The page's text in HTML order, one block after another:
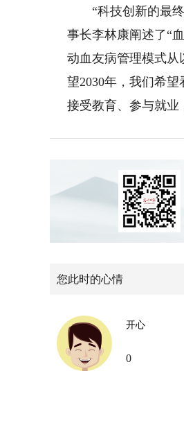
“科技创新的最终
事长李林康阐述了“
动血友病管理模式从
望2030年，我们希
接受教育、参与就业
您此时的心情
开心
0